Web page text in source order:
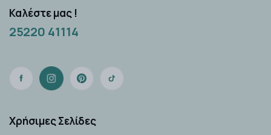
Καλέστε μας !
25220 41114
Xρήσιμες Σελίδες